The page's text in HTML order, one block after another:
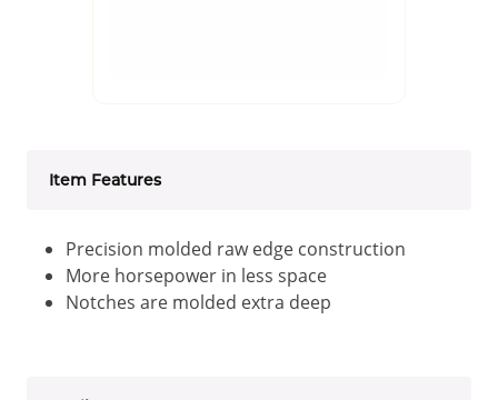
Item Features
Precision molded raw edge construction
More horsepower in less space
Notches are molded extra deep